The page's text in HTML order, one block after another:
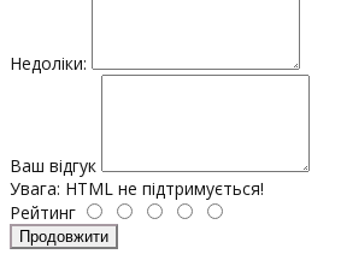
Недоліки:
Ваш відгук
Увага: HTML не підтримується!
Рейтинг
Продовжити